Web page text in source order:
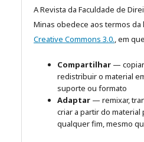
A Revista da Faculdade de
Minas obedece aos termos da
Creative Commons 3.0., em
Compartilhar —
redistribuir o material
suporte ou formato
Adaptar — remixar,
criar a partir do material
qualquer fim, mesmo